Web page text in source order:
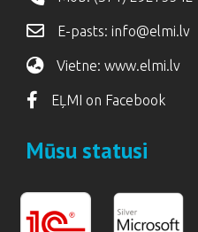
E-pasts: info@elmi.lv
Vietne: www.elmi.lv
EĻMI on Facebook
Mūsu statusi